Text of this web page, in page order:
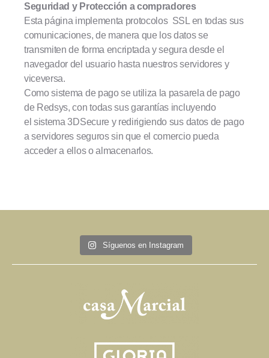
Seguridad y Protección a compradores
Esta página implementa protocolos SSL en todas sus
comunicaciones, de manera que los datos se
transmiten de forma encriptada y segura desde el
navegador del usuario hasta nuestros servidores y
viceversa.
Como sistema de pago se utiliza la pasarela de pago
de Redsys, con todas sus garantías incluyendo
el sistema 3DSecure y redirigiendo sus datos de pago
a servidores seguros sin que el comercio pueda
acceder a ellos o almacenarlos.
Síguenos en Instagram